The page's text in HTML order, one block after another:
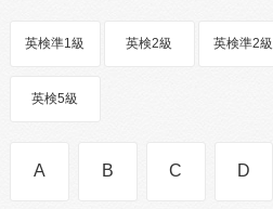
英検準1級 英検2級 英検準2級
英検5級
A B C D